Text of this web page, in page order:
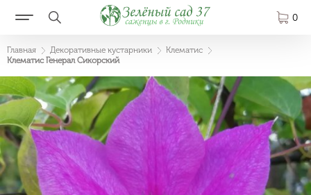
0
Главная Декоративные кустарники
Клематис
Клематис Генерал Сикорский